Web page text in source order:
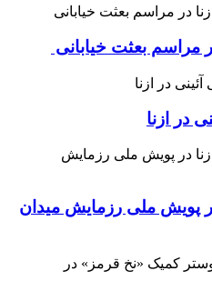
مراسم بعثت خیابانی
در ازنا
پویش ملی رزمایش میدان